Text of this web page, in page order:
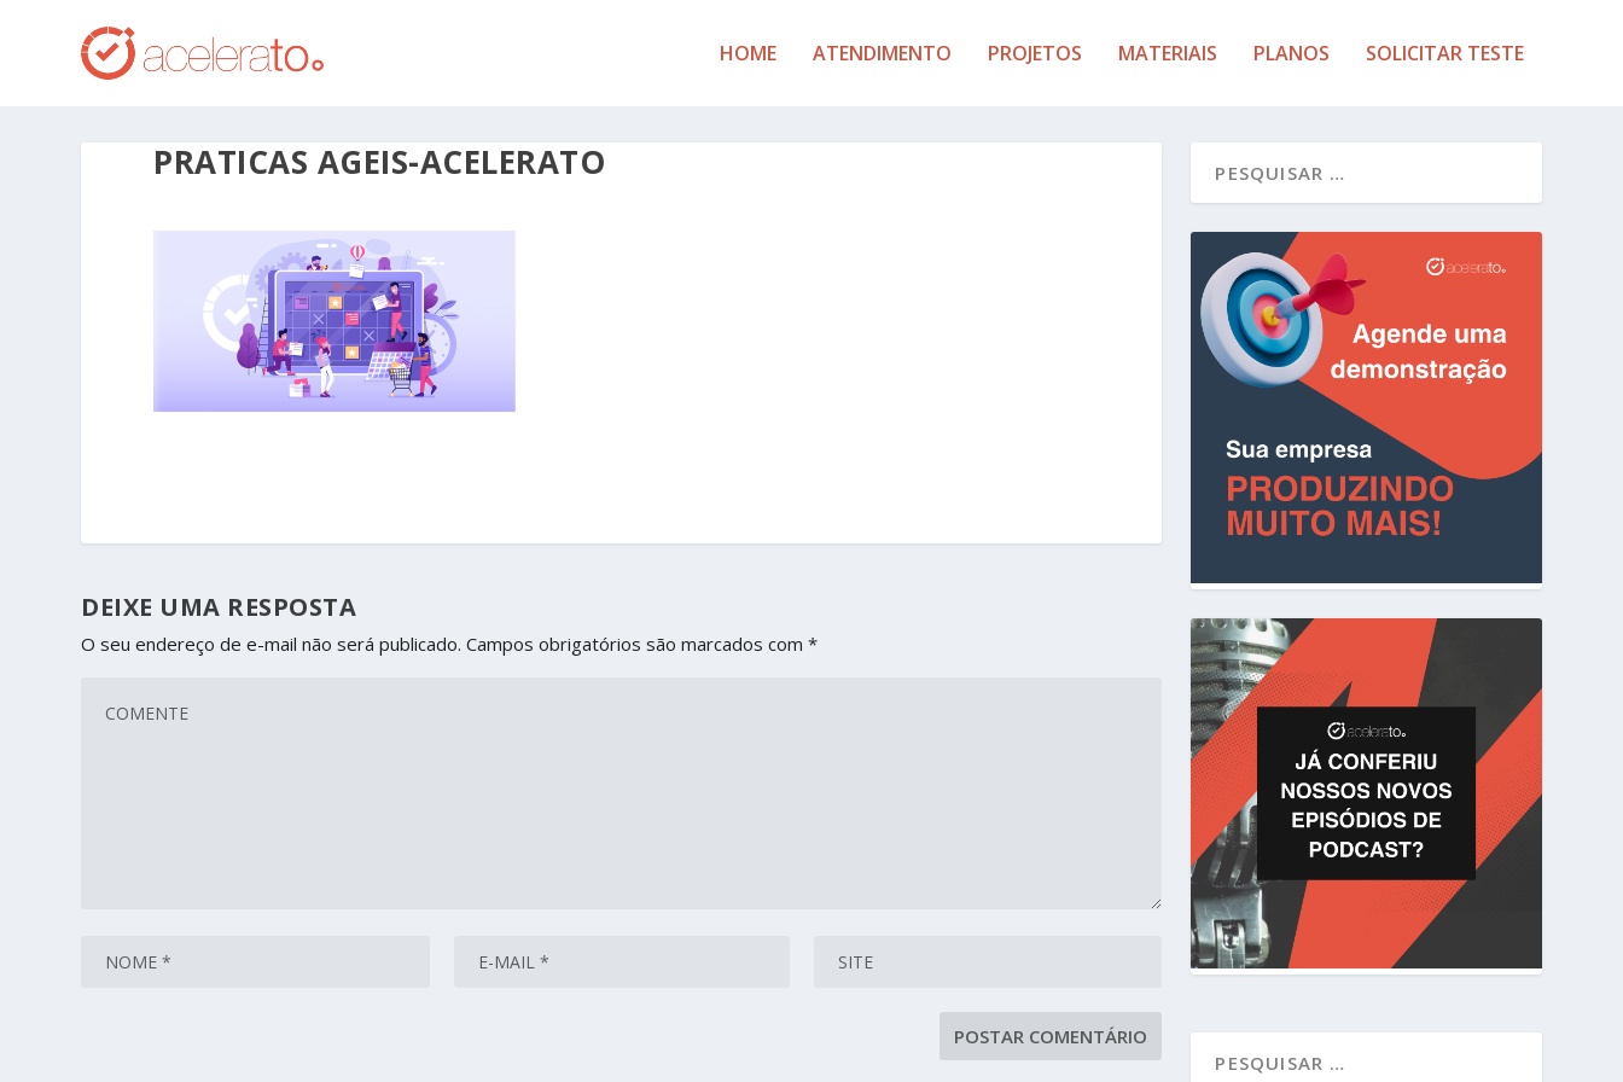
HOME ATENDIMENTO PROJETOS MATERIAIS PLANOS SOLICITAR TESTE
PRATICAS AGEIS-ACELERATO
DEIXE UMA RESPOSTA
O seu endereço de e-mail não será publicado. Campos obrigatórios são marcados com*